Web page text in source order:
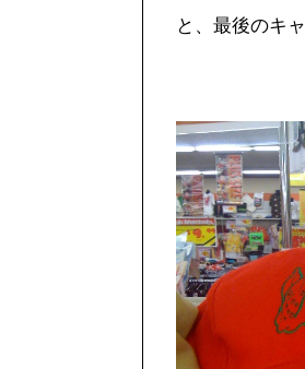
と、最後のキ